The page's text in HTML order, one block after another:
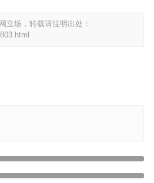
立场，转载请注明出处：